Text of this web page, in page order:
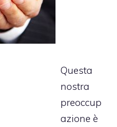
Questa
nostra
preoccup
azione è